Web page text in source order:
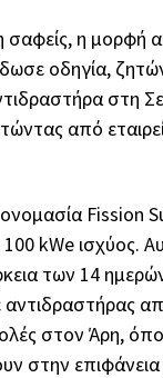
σαφείς, η μορφή
οδηγία,
στη
από
Fission
kWe ισχύος.
των 14
στον Άρη,
στην επιφάνεια